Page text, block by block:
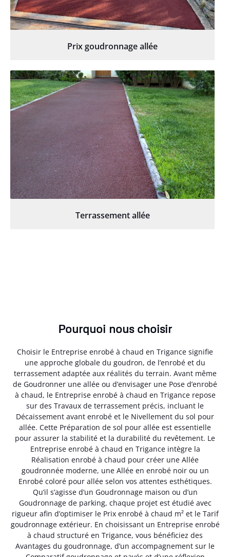
Prix goudronnage allée
Terrassement allée
Pourquoi nous choisir
Choisir le Entreprise enrobé à chaud en Trigance signifie
une approche globale du goudron, de l’enrobé et du
terrassement adaptée aux réalités du terrain. Avant même
de Goudronner une allée ou d’envisager une Pose d’enrobé
à chaud, le Entreprise enrobé à chaud en Trigance repose
sur des Travaux de terrassement précis, incluant le
Décaissement avant enrobé et le Nivellement du sol pour
allée. Cette Préparation de sol pour allée est essentielle
pour assurer la stabilité et la durabilité du revêtement. Le
Entreprise enrobé à chaud en Trigance intègre la
Réalisation enrobé à chaud pour créer une Allée
goudronnée moderne, une Allée en enrobé noir ou un
Enrobé coloré pour allée selon vos attentes esthétiques.
Qu’il s’agisse d’un Goudronnage maison ou d’un
Goudronnage de parking, chaque projet est étudié avec
rigueur afin d’optimiser le Prix enrobé à chaud m² et le Tarif
goudronnage extérieur. En choisissant un Entreprise enrobé
à chaud structuré en Trigance, vous bénéficiez des
Avantages du goudronnage, d’un accompagnement sur le